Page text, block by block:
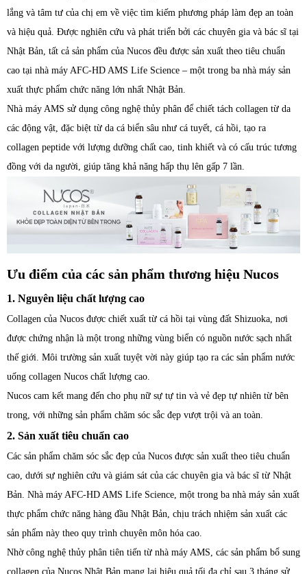
lắng và tâm tư của chị em về việc tìm kiếm phương pháp làm đẹp an toàn
và hiệu quả. Được nghiên cứu và phát triển bởi các chuyên gia và bác sĩ tại
Nhật Bản, tất cả sản phẩm của Nucos đều được sản xuất theo tiêu chuẩn
cao tại nhà máy AFC-HD AMS Life Science – một trong ba nhà máy sản
xuất thực phẩm chức năng lớn nhất Nhật Bản.
Nhà máy AMS sử dụng công nghệ thủy phân để chiết tách collagen từ da
các động vật, đặc biệt từ da cá biển sâu như cá tuyết, cá hồi, tạo ra
collagen peptide với lượng dưỡng chất cao, tinh khiết và có cấu trúc tương
đồng với da người, giúp tăng khả năng hấp thụ lên gấp 7 lần.
Ưu điểm của các sản phẩm thương hiệu Nucos
1. Nguyên liệu chất lượng cao
Collagen của Nucos được chiết xuất từ cá hồi tại vùng đất Shizuoka, nơi
được chứng nhận là một trong những vùng biển có nguồn nước sạch nhất
thế giới. Môi trường sản xuất tuyệt vời này giúp tạo ra các sản phẩm nước
uống collagen Nucos chất lượng cao.
Nucos cam kết mang đến cho phụ nữ sự tự tin và vẻ đẹp tự nhiên từ bên
trong, với những sản phẩm chăm sóc sắc đẹp vượt trội và an toàn.
2. Sản xuất tiêu chuẩn cao
Các sản phẩm chăm sóc sắc đẹp của Nucos được sản xuất theo tiêu chuẩn
cao, dưới sự nghiên cứu và giám sát của các chuyên gia và bác sĩ từ Nhật
Bản. Nhà máy AFC-HD AMS Life Science, một trong ba nhà máy sản xuất
thực phẩm chức năng hàng đầu Nhật Bản, chịu trách nhiệm sản xuất các
sản phẩm này theo quy trình chuyên môn hóa cao.
Nhờ công nghệ thủy phân tiên tiến từ nhà máy AMS, các sản phẩm bổ sung
collagen của Nucos Nhật Bản mang lại hiệu quả tối đa chỉ sau 3 tháng sử